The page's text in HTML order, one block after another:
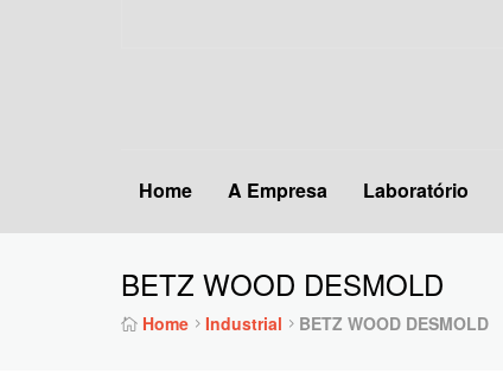
Home A Empresa Laboratório
BETZ WOOD DESMOLD
Home Industrial BETZ WOOD DESMOLD